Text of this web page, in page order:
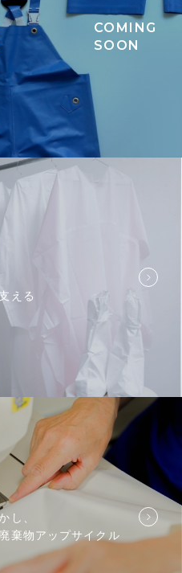
える
し、
棄物アップサイクル